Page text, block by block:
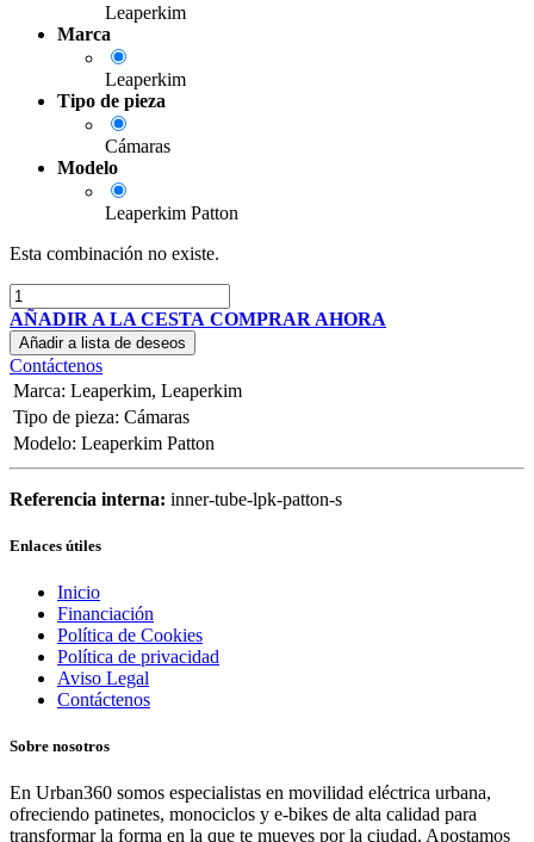
Leaperkim
Marca
Leaperkim
Tipo de pieza
Cámaras
Modelo
Leaperkim Patton
Esta combinación no existe.
AÑADIR A LA CESTA COMPRAR AHORA
Añadir a lista de deseos
Contáctenos
Marca: Leaperkim, Leaperkim
Tipo de pieza: Cámaras
Modelo: Leaperkim Patton
Referencia interna: inner-tube-lpk-patton-s
Enlaces útiles
Inicio
Financiación
Política de Cookies
Política de privacidad
Aviso Legal
Contáctenos
Sobre nosotros
En Urban360 somos especialistas en movilidad eléctrica urbana,
ofreciendo patinetes, monociclos y e-bikes de alta calidad para
transformar la forma en la que te mueves por la ciudad. Apostamos